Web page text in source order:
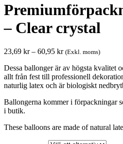
– Clear crystal
23,69 kr – 60,95 krPrisintervall:
till
60,95 kr
(Exkl. moms)
Dessa ballonger är av högsta kvalitet
allt från fest till professionell
naturlig latex och är biologiskt
Ballongerna kommer i förpackningar
i butik.
These balloons are made of natural